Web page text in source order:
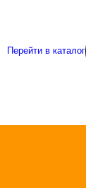
Перейти в каталог